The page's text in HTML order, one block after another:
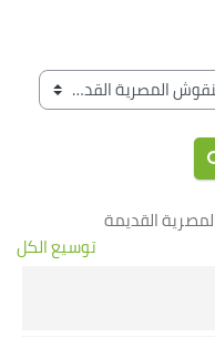
في المقررات الدراسية
القديمة
توسيع الكل